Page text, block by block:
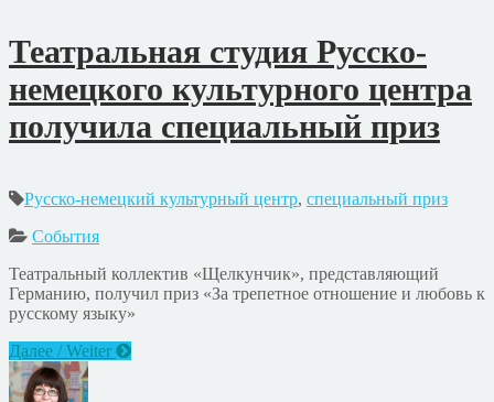
Театральная студия Русско-
немецкого культурного центра
получила специальный приз
Русско-немецкий культурный центр, специальный приз
События
Театральный коллектив «Щелкунчик», представляющий
Германию, получил приз «За трепетное отношение и любовь к
русскому языку»
Далее / Weiter